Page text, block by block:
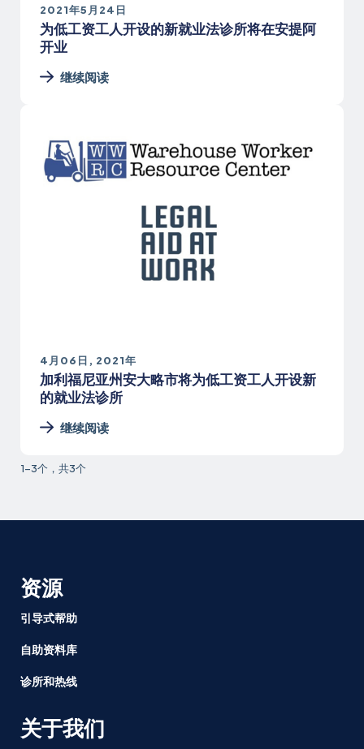
2021年5月24日
为低工资工人开设的新就业法诊所将在安提阿
开业
继续阅读
4月06日, 2021年
加利福尼亚州安大略市将为低工资工人开设新
的就业法诊所
继续阅读
1-3个，共3个
资源
引导式帮助
自助资料库
诊所和热线
关于我们